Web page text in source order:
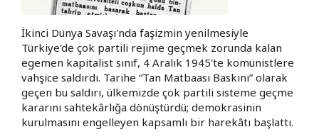
İkinci Dünya Savaşı'nda faşizmin yenilmesiyle
Türkiye'de çok partili rejime geçmek zorunda kalan
egemen kapitalist sınıf, 4 Aralık 1945'te komünistlere
vahşice saldırdı. Tarihe “Tan Matbaası Baskını” olarak
geçen bu saldırı, ülkemizde çok partili sisteme geçme
kararını sahtekârlığa dönüştürdü; demokrasinin
kurulmasını engelleyen kapsamlı bir harekâtı başlattı.